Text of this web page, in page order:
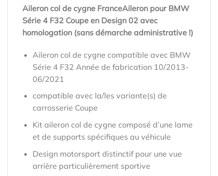
Aileron col de cygne FranceAileron pour BMW
Série 4 F32 Coupe en Design 02 avec
homologation (sans démarche administrative !)
Aileron col de cygne compatible avec BMW
Série 4 F32 Année de fabrication 10/2013-
06/2021
compatible avec la/les variante(s) de
carrosserie Coupe
Kit aileron col de cygne composé d’une lame
et de supports spécifiques au véhicule
Design motorsport distinctif pour une vue
arrière particulièrement sportive